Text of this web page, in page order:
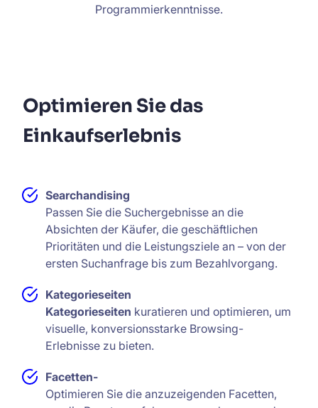
Programmierkenntnisse.
Optimieren Sie das
Einkaufserlebnis
Searchandising
Passen Sie die Suchergebnisse an die
Absichten der Käufer, die geschäftlichen
Prioritäten und die Leistungsziele an – von der
ersten Suchanfrage bis zum Bezahlvorgang.
Kategorieseiten
Kategorieseiten kuratieren und optimieren, um
visuelle, konversionsstarke Browsing-
Erlebnisse zu bieten.
Facetten-
Optimieren Sie die anzuzeigenden Facetten,